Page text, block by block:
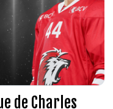
de Charles